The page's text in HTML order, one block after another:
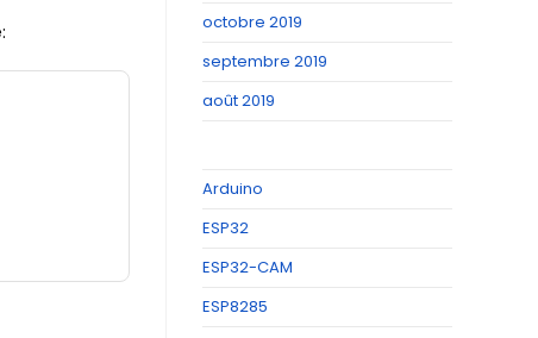
octobre 2019
septembre 2019
août 2019
Arduino
ESP32
ESP32-CAM
ESP8285